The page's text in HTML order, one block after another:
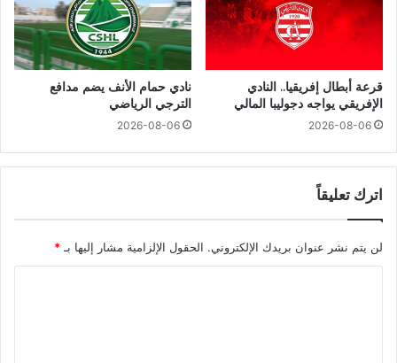
قرعة أبطال إفريقيا.. النادي
الإفريقي يواجه دجوليبا المالي
2026-08-06
نادي حمام الأنف يضم مدافع
الترجي الرياضي
2026-08-06
اترك تعليقاً
لن يتم نشر عنوان بريدك الإلكتروني. الحقول الإلزامية مشار إليها بـ*